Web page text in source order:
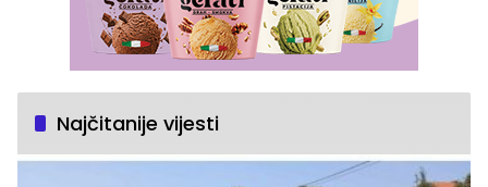
Najčitanije vijesti